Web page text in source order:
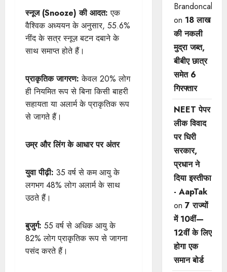
स्नूज (Snooze) की आदत: एक
वैश्विक अध्ययन के अनुसार, 55.6%
नींद के सत्र स्नूज़ बटन दबाने के
साथ समाप्त होते हैं।
प्राकृतिक जागरण:केवल 20% लोग
ही नियमित रूप से बिना किसी बाहरी
सहायता या अलार्म के प्राकृतिक रूप
से जागते हैं।
उम्र और लिंग के आधार पर अंतर
युवा पीढ़ी: 35 वर्ष से कम आयु के
लगभग 48% लोग अलार्म के साथ
उठते हैं।
बुजुर्ग: 55 वर्ष से अधिक आयु के
82% लोग प्राकृतिक रूप से जागना
पसंद करते हैं।
Brandoncah
on 18 लाख
की नकली
मुद्रा जब्त,
बीबीए छात्र
समेत 6
गिरफ्तार
NEET पेपर
लीक विवाद
पर घिरी
सरकार,
प्रधान ने
दिया इस्तीफा
- AapTak
on 7 राज्यों
में 10वीं—
12वीं ​के लिए
होगा एक
समान बोर्ड